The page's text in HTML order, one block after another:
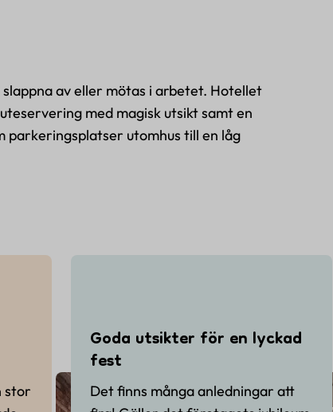
av eller mötas i arbetet. Hotellet
med magisk utsikt samt en
parkeringsplatser utomhus till en låg
stor
Goda utsikter för en lyckad
fest
Det finns många anledningar att